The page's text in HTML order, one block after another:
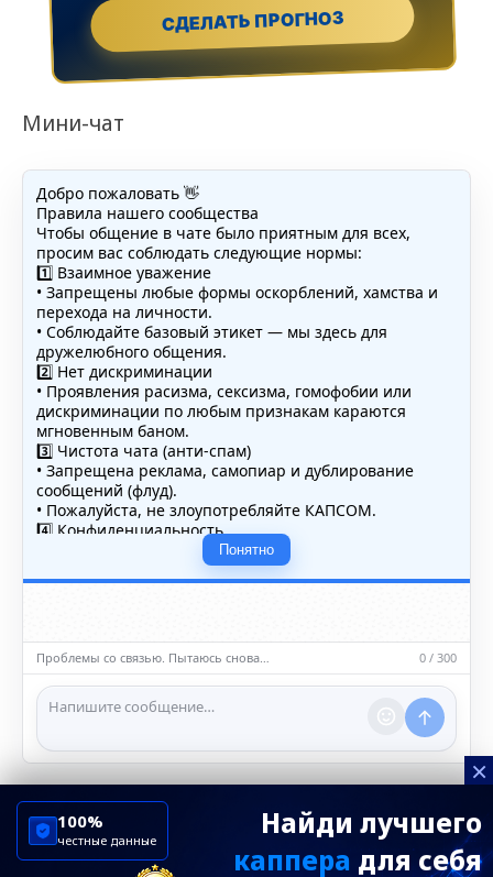
СДЕЛАТЬ ПРОГНОЗ
Мини-чат
Добро пожаловать 👋
Правила нашего сообщества
Чтобы общение в чате было приятным для всех,
просим вас соблюдать следующие нормы:
1️⃣ Взаимное уважение
• Запрещены любые формы оскорблений, хамства и
перехода на личности.
• Соблюдайте базовый этикет — мы здесь для
дружелюбного общения.
2️⃣ Нет дискриминации
• Проявления расизма, сексизма, гомофобии или
дискриминации по любым признакам караются
мгновенным баном.
3️⃣ Чистота чата (анти-спам)
• Запрещена реклама, самопиар и дублирование
сообщений (флуд).
• Пожалуйста, не злоупотребляйте КАПСОМ.
4️⃣ Конфиденциальность
• Не публикуйте личные данные — свои или чужие
(телефоны, адреса, документы).
5️⃣ Уместность контента
насилию.
ℹ️ Модераторы и администраторы вправе удалять
сообщения и ограничивать доступ к чату при
нарушении правил.
Понятно
Проблемы со связью. Пытаюсь снова… 0 / 300
×
Найди лучшего
каппера для себя
100%
честные данные